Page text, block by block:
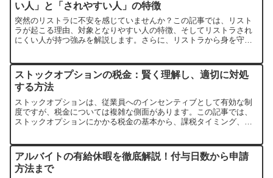
い人」と「されやすい人」の特徴
突然のリストラに不安を感じていませんか？この記事では、リスト
ラが起こる理由、対象となりやすい人の特徴、そしてリストラされ
にくい人が持つ強みを解説します。さらに、リストラから身を守
ストックオプションの税金：賢く理解し、適切に対処
する方法
ストックオプションは、従業員へのインセンティブとして有効な制
度ですが、税金については複雑な側面があります。この記事では、
ストックオプションにかかる税金の基本から、課税タイミング、税
アルバイトの有給休暇を徹底解説！付与日数から申請
方法まで